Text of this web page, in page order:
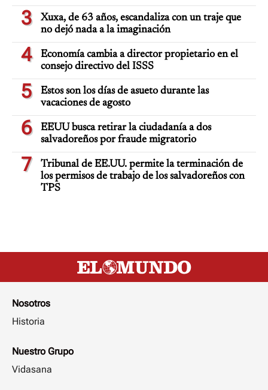
3
Xuxa, de 63 años, escandaliza con un traje que
no dejó nada a la imaginación
4
Economía cambia a director propietario en el
consejo directivo del ISSS
5
Estos son los días de asueto durante las
vacaciones de agosto
6
EEUU busca retirar la ciudadanía a dos
salvadoreños por fraude migratorio
7
Tribunal de EE.UU. permite la terminación de
los permisos de trabajo de los salvadoreños con
TPS
Nosotros
Historia
Nuestro Grupo
Vidasana